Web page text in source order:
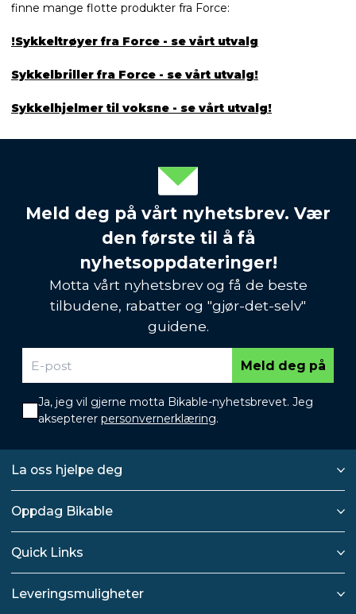
finne mange flotte produkter fra Force:
Sykkeltrøyer fra Force - se vårt utvalg!
Sykkelbriller fra Force - se vårt utvalg!
Sykkelhjelmer til voksne - se vårt utvalg!
Meld deg på vårt nyhetsbrev. Vær
den første til å få
nyhetsoppdateringer!
Motta vårt nyhetsbrev og få de beste
tilbudene, rabatter og "gjør-det-selv"
guidene.
Meld deg på
Ja, jeg vil gjerne motta Bikable-nyhetsbrevet. Jeg
aksepterer personvernerklæring.
La oss hjelpe deg
Oppdag Bikable
Quick Links
Leveringsmuligheter